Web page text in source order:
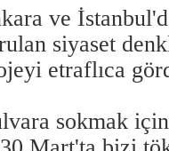
ve
siyaset
etraflıca
sokmak